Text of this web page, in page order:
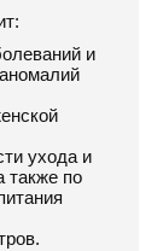
и
ухода и
также по